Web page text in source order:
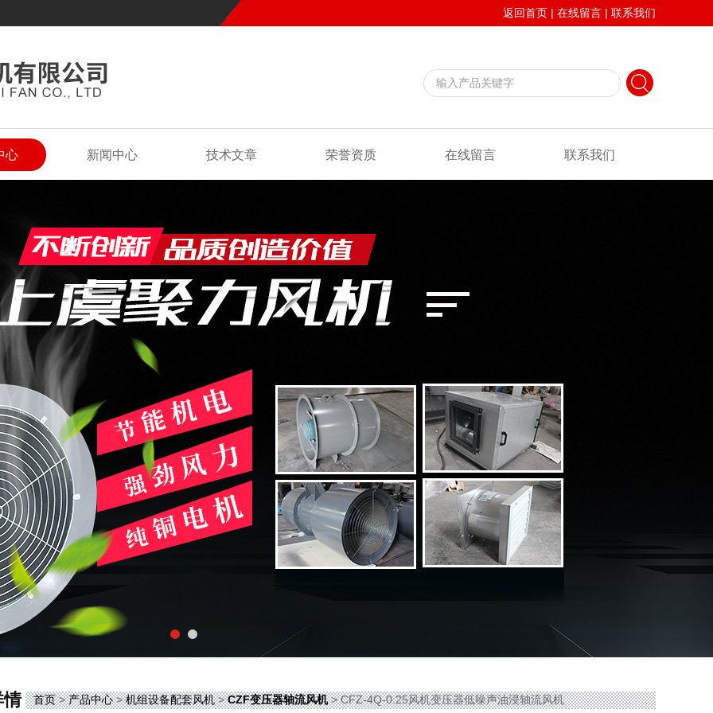
返回首页 | 在线留言 | 联系我们
心 新闻中心 技术文章 荣誉资质 在线留言 联系我们
情 首页>产品中心>机组设备配套风机>CZF变压器轴流风机> CFZ-4Q-0.25风机变压器低噪声油浸轴流风机